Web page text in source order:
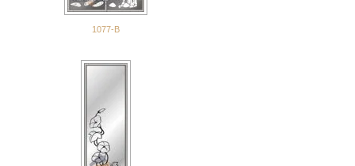
1077-В